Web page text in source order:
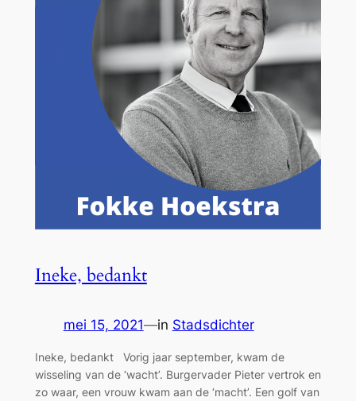
Ineke, bedankt
mei 15, 2021—in Stadsdichter
Ineke, bedankt Vorig jaar september, kwam de
wisseling van de ‘wacht’. Burgervader Pieter vertrok en
zo waar, een vrouw kwam aan de ‘macht’. Een golf van